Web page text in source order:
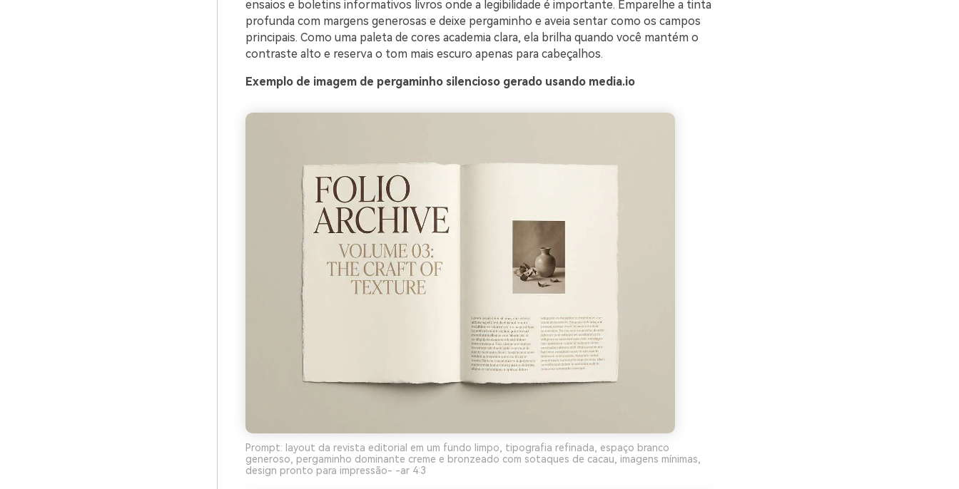
ensaios e boletins informativos livros onde a legibilidade é importante. Emparelhe a tinta
profunda com margens generosas e deixe pergaminho e aveia sentar como os campos
principais. Como uma paleta de cores academia clara, ela brilha quando você mantém o
contraste alto e reserva o tom mais escuro apenas para cabeçalhos.
Exemplo de imagem de pergaminho silencioso gerado usando media.io
Prompt: layout da revista editorial em um fundo limpo, tipografia refinada, espaço branco
generoso, pergaminho dominante creme e bronzeado com sotaques de cacau, imagens mínimas,
design pronto para impressão- -ar 4:3